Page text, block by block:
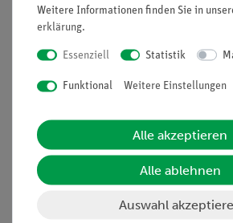
Lieferumfang
diverse Größen
00
Weitere Informationen finden Sie in
erklärung.
Essenziell Statistik
Funktional Weitere Einstellungen
Alle akzeptieren
Alle ablehnen
Auswahl